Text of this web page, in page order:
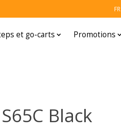
FR
et go-carts Promotions
Black